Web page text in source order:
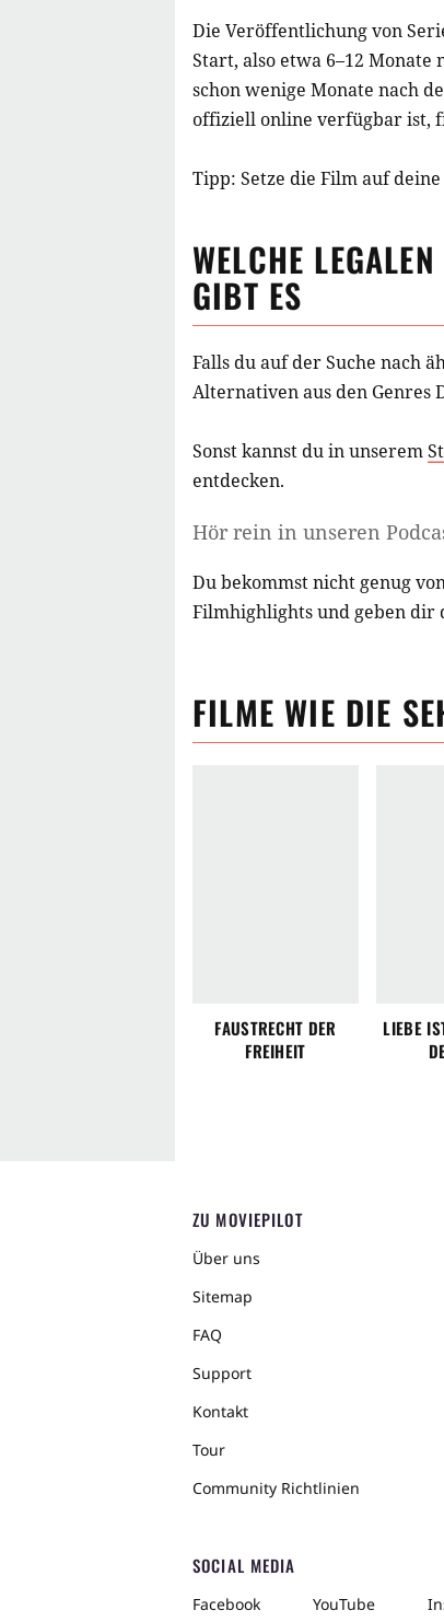
Die Veröffentlichung von
Start, also etwa 6–12
schon wenige Monate nach
offiziell online verfügbar ist,
Tipp: Setze die Filmauf
WELCHE
GIBT ES
Falls du auf der Suche nach
Alternativen aus den Genres
Sonst kannst du in unserem
entdecken.
Hör rein in unseren
Du bekommst nicht genug
Filmhighlights und geben dir
FILME WIE DIE
FAUSTRECHT DER
FREIHEIT
LIEBE
ZU MOVIEPILOT
Über uns
Sitemap
FAQ
Support
Kontakt
Tour
Community Richtlinien
SOCIAL MEDIA
Facebook YouTube